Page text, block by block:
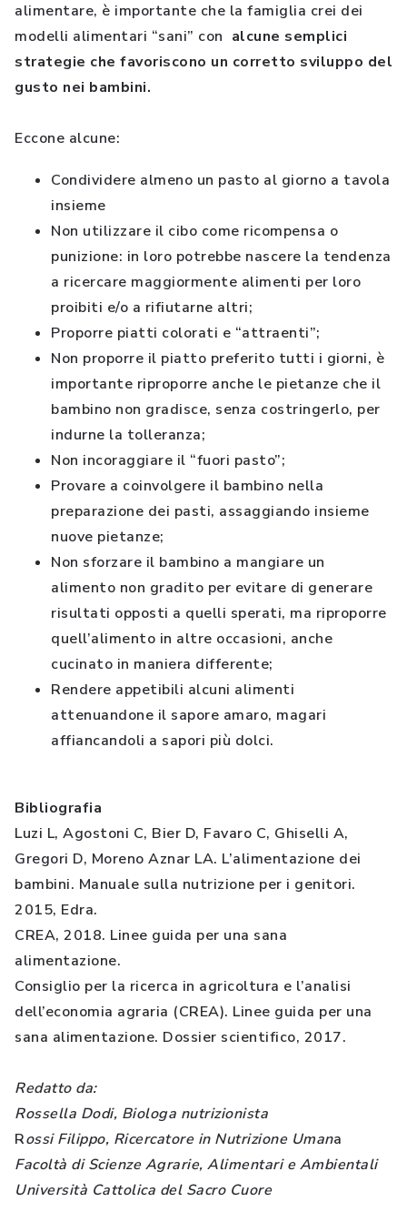
alimentare, è importante che la famiglia crei dei
modelli alimentari “sani” con alcune semplici
strategie che favoriscono un corretto sviluppo del
gusto nei bambini.
Eccone alcune:
Condividere almeno un pasto al giorno a tavola
insieme
Non utilizzare il cibo come ricompensa o
punizione: in loro potrebbe nascere la tendenza
a ricercare maggiormente alimenti per loro
proibiti e/o a rifiutarne altri;
Proporre piatti colorati e “attraenti”;
Non proporre il piatto preferito tutti i giorni, è
importante riproporre anche le pietanze che il
bambino non gradisce, senza costringerlo, per
indurne la tolleranza;
Non incoraggiare il “fuori pasto”;
Provare a coinvolgere il bambino nella
preparazione dei pasti, assaggiando insieme
nuove pietanze;
Non sforzare il bambino a mangiare un
alimento non gradito per evitare di generare
risultati opposti a quelli sperati, ma riproporre
quell’alimento in altre occasioni, anche
cucinato in maniera differente;
Rendere appetibili alcuni alimenti
attenuandone il sapore amaro, magari
affiancandoli a sapori più dolci.
Bibliografia
Luzi L, Agostoni C, Bier D, Favaro C, Ghiselli A,
Gregori D, Moreno Aznar LA. L’alimentazione dei
bambini. Manuale sulla nutrizione per i genitori.
2015, Edra.
CREA, 2018. Linee guida per una sana
alimentazione.
Consiglio per la ricerca in agricoltura e l’analisi
dell’economia agraria (CREA). Linee guida per una
sana alimentazione. Dossier scientifico, 2017.
Redatto da:
Rossella Dodi, Biologa nutrizionista
Rossi Filippo, Ricercatore in Nutrizione Umana
Facoltà di Scienze Agrarie, Alimentari e Ambientali
Università Cattolica del Sacro Cuore